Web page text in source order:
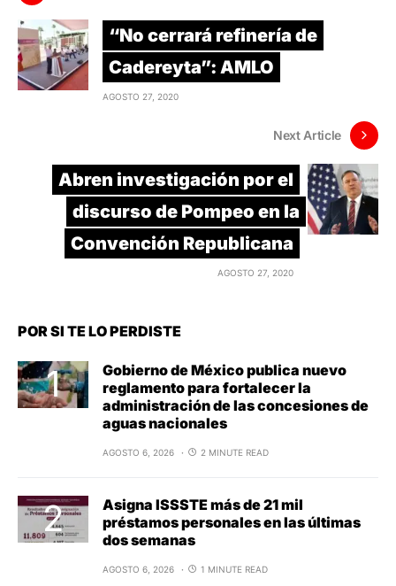
“No cerrará refinería de
Cadereyta”: AMLO
AGOSTO 27, 2020
Next Article
Abren investigación por el
discurso de Pompeo en la
Convención Republicana
AGOSTO 27, 2020
POR SI TE LO PERDISTE
Gobierno de México publica nuevo
reglamento para fortalecer la
administración de las concesiones de
aguas nacionales
AGOSTO 6, 2026 2 MINUTE READ
Asigna ISSSTE más de 21 mil
préstamos personales en las últimas
dos semanas
AGOSTO 6, 2026 1 MINUTE READ